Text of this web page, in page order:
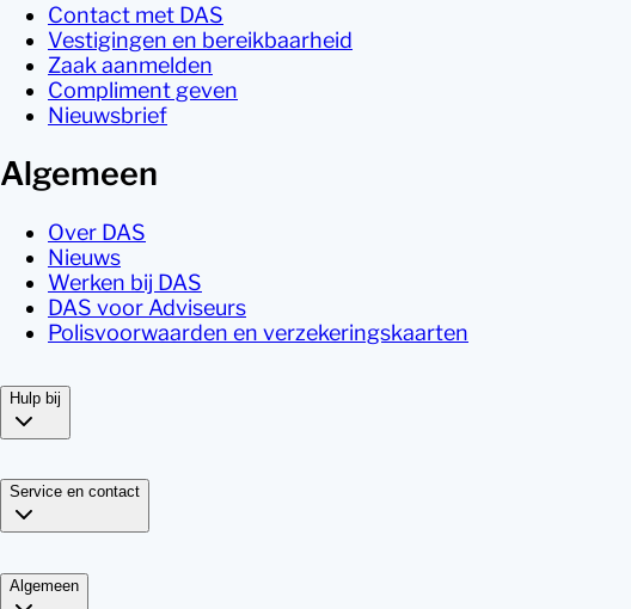
Contact met DAS
Vestigingen en bereikbaarheid
Zaak aanmelden
Compliment geven
Nieuwsbrief
Algemeen
Over DAS
Nieuws
Werken bij DAS
DAS voor Adviseurs
Polisvoorwaarden en verzekeringskaarten
Hulp bij
Service en contact
Algemeen